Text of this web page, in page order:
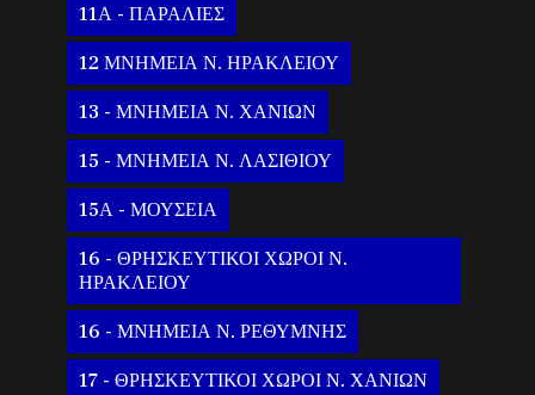
11Α - ΠΑΡΑΛΙΕΣ
12 ΜΝΗΜΕΙΑ Ν. ΗΡΑΚΛΕΙΟΥ
13 - ΜΝΗΜΕΙΑ Ν. ΧΑΝΙΩΝ
15 - ΜΝΗΜΕΙΑ Ν. ΛΑΣΙΘΙΟΥ
15Α - ΜΟΥΣΕΙΑ
16 - ΘΡΗΣΚΕΥΤΙΚΟΙ ΧΩΡΟΙ Ν.
ΗΡΑΚΛΕΙΟΥ
16 - ΜΝΗΜΕΙΑ Ν. ΡΕΘΥΜΝΗΣ
17 - ΘΡΗΣΚΕΥΤΙΚΟΙ ΧΩΡΟΙ Ν. ΧΑΝΙΩΝ